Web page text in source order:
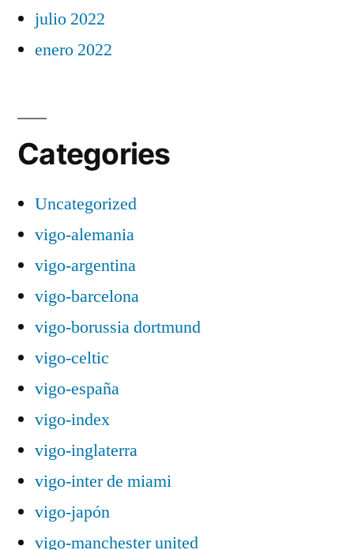
julio 2022
enero 2022
Categories
Uncategorized
vigo-alemania
vigo-argentina
vigo-barcelona
vigo-borussia dortmund
vigo-celtic
vigo-españa
vigo-index
vigo-inglaterra
vigo-inter de miami
vigo-japón
vigo-manchester united